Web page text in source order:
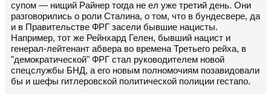
супом — нищий Райнер тогда не ел уже третий день. Они
разговорились о роли Сталина, о том, что в бундесвере, да
и в Правительстве ФРГ засели бывшие нацисты.
Например, тот же Рейнхард Гелен, бывший нацист и
генерал-лейтенант абвера во времена Третьего рейха, в
"демократической" ФРГ стал руководителем новой
спецслужбы БНД, а его новым полномочиям позавидовали
бы и шефы гитлеровской политической полиции гестапо.